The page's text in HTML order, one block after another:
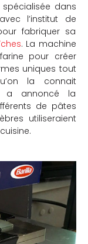
spécialisée dans
l’institut de
fabriquer sa
. La machine
pour créer
uniques tout
la connait
a annoncé la
de pâtes
utiliseraient